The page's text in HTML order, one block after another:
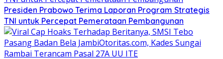
Presiden Prabowo Terima Laporan Program Strategis
TNI untuk Percepat Pemerataan Pembangunan